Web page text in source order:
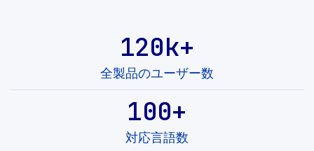
120k+
全製品のユーザー数
100+
対応言語数